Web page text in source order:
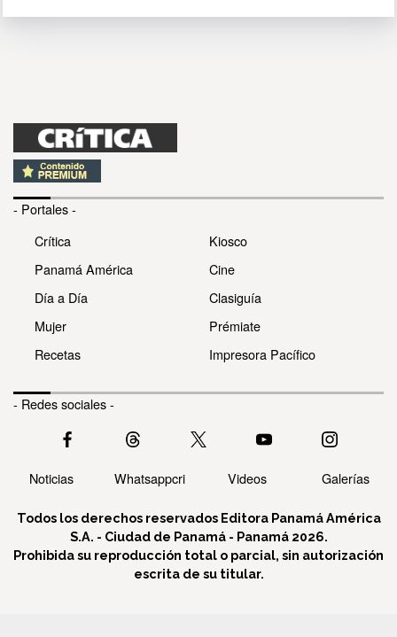
- Portales -
Crítica
Panamá América
Día a Día
Mujer
Recetas
Kiosco
Cine
Clasiguía
Prémiate
Impresora Pacífico
- Redes sociales -
Noticias Whatsappcri Videos Galerías
Todos los derechos reservados Editora Panamá América
S.A. - Ciudad de Panamá - Panamá 2026.
Prohibida su reproducción total o parcial, sin autorización
escrita de su titular.